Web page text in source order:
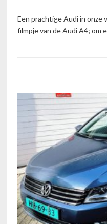
Een prachtige Audi in onze
filmpje van de Audi A4; om